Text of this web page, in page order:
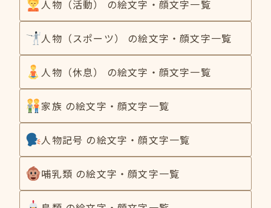
人物（活動） の絵文字・顔文字一覧
人物（スポーツ） の絵文字・顔文字一覧
人物（休息） の絵文字・顔文字一覧
家族 の絵文字・顔文字一覧
人物記号 の絵文字・顔文字一覧
哺乳類 の絵文字・顔文字一覧